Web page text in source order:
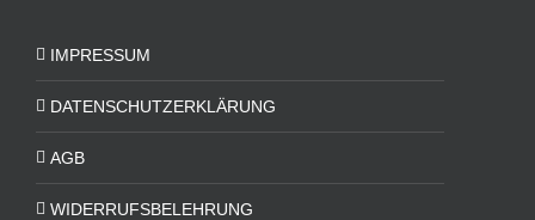
IMPRESSUM
DATENSCHUTZERKLÄRUNG
AGB
WIDERRUFSBELEHRUNG